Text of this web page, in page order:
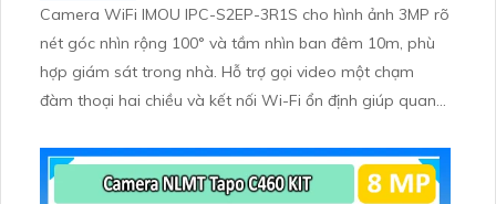
Camera WiFi IMOU IPC-S2EP-3R1S cho hình ảnh 3MP rõ
nét góc nhìn rộng 100° và tầm nhìn ban đêm 10m, phù
hợp giám sát trong nhà. Hỗ trợ gọi video một chạm
đàm thoại hai chiều và kết nối Wi-Fi ổn định giúp quan
256GB hoặc lưu đám mây dễ lắp đặt cho gia đình và văn
phòng nhỏ.